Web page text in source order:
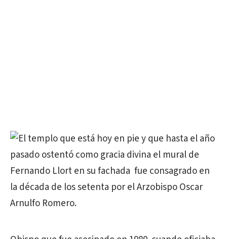
El templo que está hoy en pie y que hasta el año
pasado ostentó como gracia divina el mural de
Fernando Llort en su fachada fue consagrado en
la década de los setenta por el Arzobispo Oscar
Arnulfo Romero.